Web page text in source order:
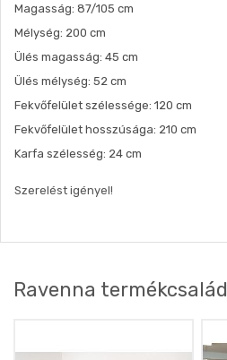
Magasság: 87/105 cm
Mélység: 200 cm
Ülés magasság: 45 cm
Ülés mélység: 52 cm
Fekvőfelület szélessége: 120 cm
Fekvőfelület hosszúsága: 210 cm
Karfa szélesség: 24 cm
Szerelést igényel!
Ravenna termékcsalád